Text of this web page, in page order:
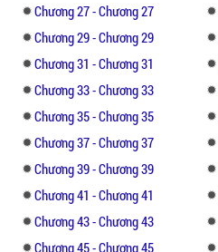
Chương 27 - Chương 27
Chương 29 - Chương 29
Chương 31 - Chương 31
Chương 33 - Chương 33
Chương 35 - Chương 35
Chương 37 - Chương 37
Chương 39 - Chương 39
Chương 41 - Chương 41
Chương 43 - Chương 43
Chương 45 - Chương 45